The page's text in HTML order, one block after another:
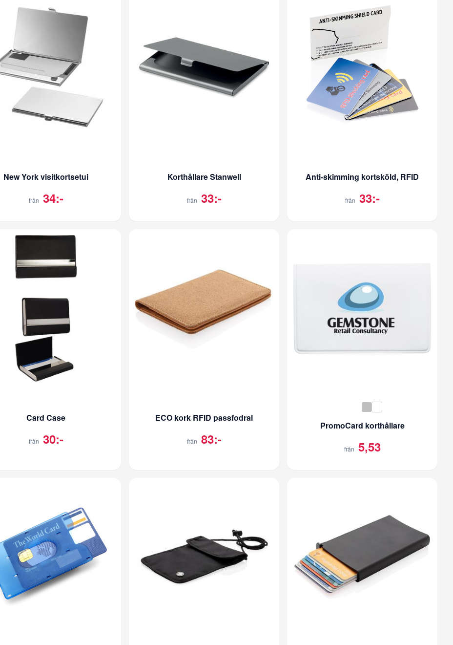
New York visitkortsetui
från 34:-
Korthållare Stanwell
från 33:-
Anti-skimming kortsköld, RFID
från 33:-
Card Case
från 30:-
ECO kork RFID passfodral
från 83:-
PromoCard korthållare
från 5,53